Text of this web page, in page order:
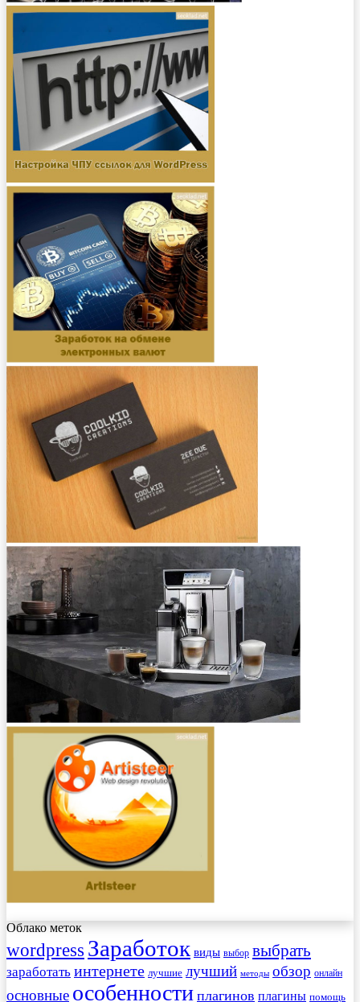
Облако меток
wordpress Заработок виды выбор выбрать
заработать интернете лучшие лучший методы обзор онлайн
основные особенности плагинов плагины помощь